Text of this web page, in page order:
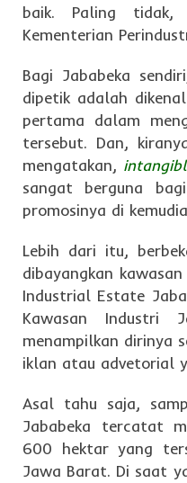
baik. Paling
Kementerian
Bagi Jababeka
dipetik adalah
pertama dalam
tersebut. Dan,
mengatakan,
sangat berguna
promosinya di
Lebih dari itu,
dibayangkan
Industrial Estate
Kawasan Industri
menampilkan dirinya
iklan atau advetorial
Asal tahu saja,
Jababeka tercatat
600 hektar yang
Jawa Barat. Di saat